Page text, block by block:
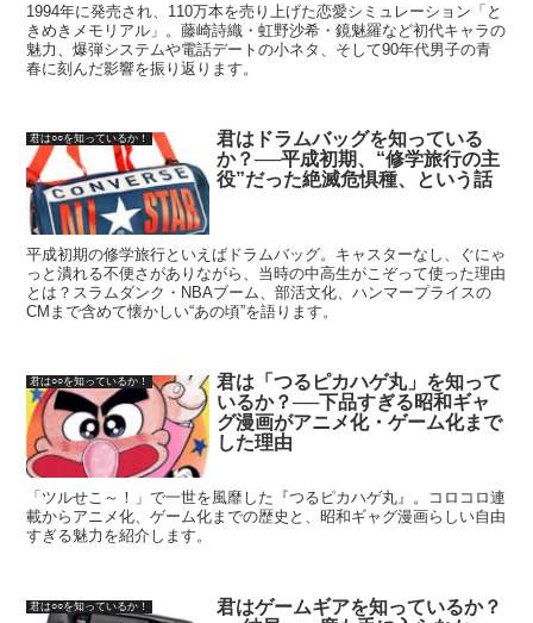
1994年に発売され、110万本を売り上げた恋愛シミュレーション「と
きめきメモリアル」。藤崎詩織・虹野沙希・鏡魅羅など初代キャラの
魅力、爆弾システムや電話デートの小ネタ、そして90年代男子の青
春に刻んだ影響を振り返ります。
君は○○を知っているか！
君はドラムバッグを知っている
か？──平成初期、“修学旅行の主
役”だった絶滅危惧種、という話
平成初期の修学旅行といえばドラムバッグ。キャスターなし、ぐにゃ
っと潰れる不便さがありながら、当時の中高生がこぞって使った理由
とは？スラムダンク・NBAブーム、部活文化、ハンマープライスの
CMまで含めて懐かしい“あの頃”を語ります。
君は○○を知っているか！
君は「つるピカハゲ丸」を知って
いるか？──下品すぎる昭和ギャ
グ漫画がアニメ化・ゲーム化まで
した理由
「ツルせこ～！」で一世を風靡した『つるピカハゲ丸』。コロコロ連
載からアニメ化、ゲーム化までの歴史と、昭和ギャグ漫画らしい自由
すぎる魅力を紹介します。
君は○○を知っているか！
君はゲームギアを知っているか？